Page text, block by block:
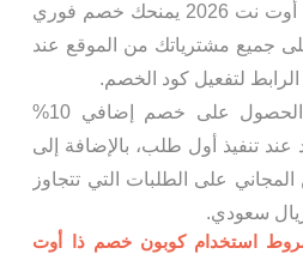
كود خصم ذا أوت نت 2026 يمنحك خصم فوري
على جميع مشترياتك من الموقع عند
لتفعيل كود الخصم.
كما يمكنك الحصول على خصم إضافي 10%
عند تنفيذ أول طلب، بالإضافة إلى
على الطلبات التي تتجاوز
استخدام كوبون خصم ذا أوت